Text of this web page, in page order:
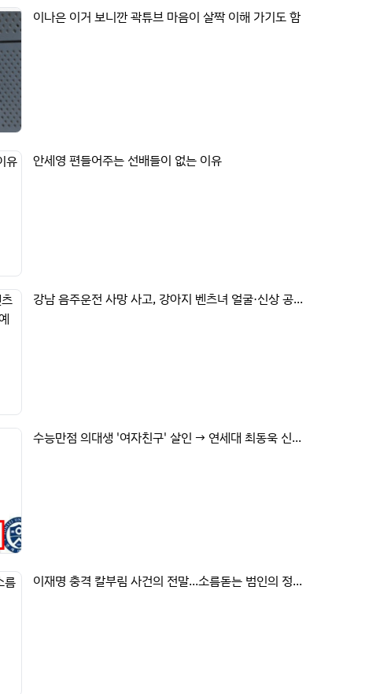
이나은 이거 보니깐 곽튜브 마음이 살짝 이해 가기도 함
안세영 편들어주는 선배들이 없는 이유
강남 음주운전 사망 사고, 강아지 벤츠녀 얼굴·신상 공...
수능만점 의대생 '여자친구' 살인 → 연세대 최동욱 신...
이재명 충격 칼부림 사건의 전말...소름돋는 범인의 정...